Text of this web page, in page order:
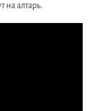
на алтарь.